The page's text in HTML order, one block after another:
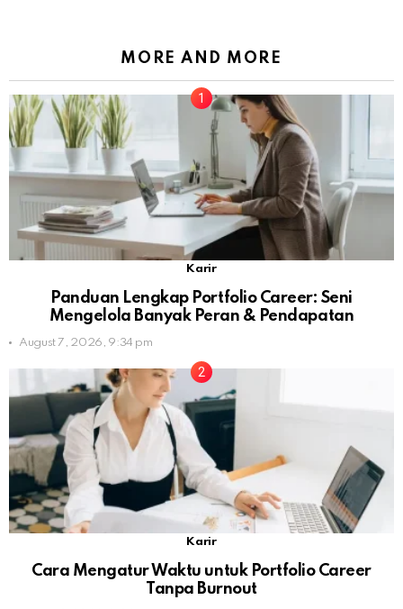
MORE AND MORE
Karir
Panduan Lengkap Portfolio Career: Seni
Mengelola Banyak Peran & Pendapatan
August 7, 2026, 9:34 pm
Karir
Cara Mengatur Waktu untuk Portfolio Career
Tanpa Burnout